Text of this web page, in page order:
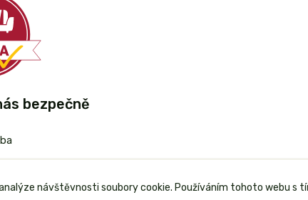
bezpečně
návštěvnosti soubory cookie. Používáním tohoto webu s